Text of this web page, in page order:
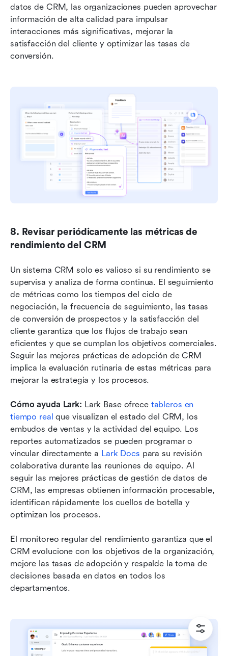
datos de CRM, las organizaciones pueden aprovechar
información de alta calidad para impulsar
interacciones más significativas, mejorar la
satisfacción del cliente y optimizar las tasas de
conversión.
8. Revisar periódicamente las métricas de
rendimiento del CRM
Un sistema CRM solo es valioso si su rendimiento se
supervisa y analiza de forma continua. El seguimiento
de métricas como los tiempos del ciclo de
negociación, la frecuencia de seguimiento, las tasas
de conversión de prospectos y la satisfacción del
cliente garantiza que los flujos de trabajo sean
eficientes y que se cumplan los objetivos comerciales.
Seguir las mejores prácticas de adopción de CRM
implica la evaluación rutinaria de estas métricas para
mejorar la estrategia y los procesos.
Cómo ayuda Lark: Lark Base ofrece tableros en
tiempo real que visualizan el estado del CRM, los
embudos de ventas y la actividad del equipo. Los
reportes automatizados se pueden programar o
vincular directamente a Lark Docs para su revisión
colaborativa durante las reuniones de equipo. Al
seguir las mejores prácticas de gestión de datos de
CRM, las empresas obtienen información procesable,
identifican rápidamente los cuellos de botella y
optimizan los procesos.
El monitoreo regular del rendimiento garantiza que el
CRM evolucione con los objetivos de la organización,
mejore las tasas de adopción y respalde la toma de
decisiones basada en datos en todos los
departamentos.